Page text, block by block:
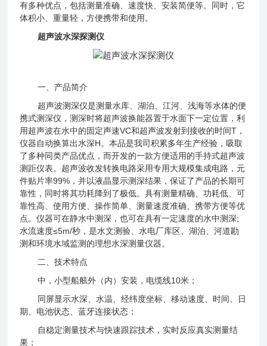
有多种优点，包括测量准确、速度快、安装简便等。同时，它
体积小、重量轻，方便携带和使用。
超声波水深探测仪
一、产品简介
超声波测深仪是测量水库、湖泊、江河、浅海等水体的便
携式测深仪，测深时将超声波换能器置于水面下一定位置，利
用超声波在水中的固定声速VC和超声波发射到接收的时间T，
仪器自动换算出水深H。本品是我司积累多年生产经验，吸取
了多种同类产品优点，而开发的一款方便适用的手持式超声波
测距仪表。超声波收发转换电路采用专用大规模集成电路，元
件贴片率99%，并以液晶显示测深结果，保证了产品的长期可
靠性，同时将其功耗降到了极低。具有测量精确、功耗低、可
靠性高、使用方便、操作简单、测量速度准确、携带方便等优
点。仪器可在静水中测深，也可在具有一定速度的水中测深;
水流速度≤5m/秒，是水文测验、水电厂库区、湖泊、河道勘
测和环境水域监测的理想水深测量仪器。
二、技术特点
中，小型船舷外（内）安装，电缆线10米；
同屏显示水深、水温、经纬度坐标、移动速度、时间、日
期、电池状态、蓝牙连接状态；
自稳定测量技术与快速跟踪技术，实时反应真实测量结
果；